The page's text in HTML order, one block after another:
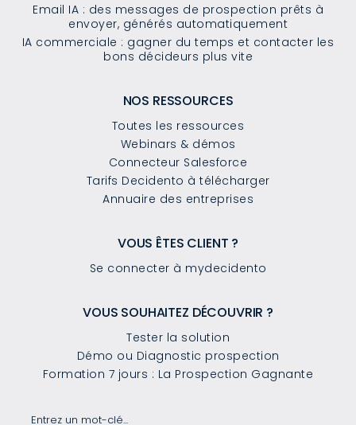
Email IA : des messages de prospection prêts à
envoyer, générés automatiquement
IA commerciale : gagner du temps et contacter les
bons décideurs plus vite
NOS RESSOURCES
Toutes les ressources
Webinars & démos
Connecteur Salesforce
Tarifs Decidento à télécharger
Annuaire des entreprises
VOUS ÊTES CLIENT ?
Se connecter à mydecidento
VOUS SOUHAITEZ DÉCOUVRIR ?
Tester la solution
Démo ou Diagnostic prospection
Formation 7 jours : La Prospection Gagnante